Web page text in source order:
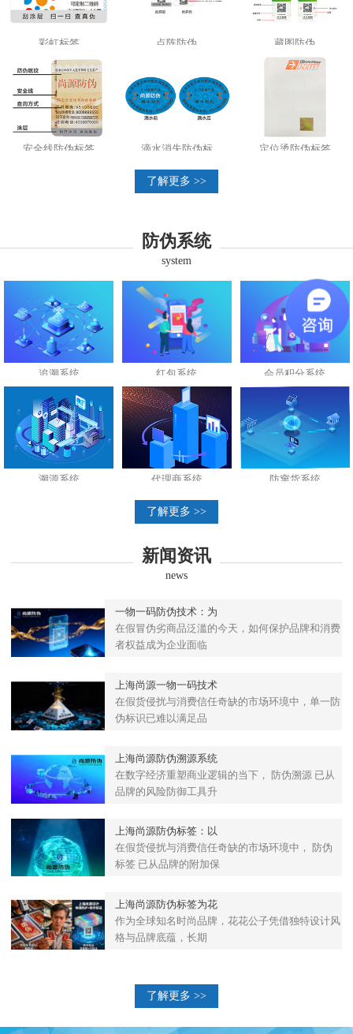
彩虹标签 点阵防伪 藏图防伪
安全线防伪标签 滴水消失防伪标 定位烫防伪标签
了解更多 >>
防伪系统
system
追溯系统 红包系统 会员积分系统
溯源系统 代理商系统 防窜货系统
了解更多 >>
新闻资讯
news
一物一码防伪技术：为
在假冒伪劣商品泛滥的今天，如何保护品牌和消费
者权益成为企业面临
上海尚源一物一码技术
在假货侵扰与消费信任奇缺的市场环境中，单一防
伪标识已难以满足品
上海尚源防伪溯源系统
在数字经济重塑商业逻辑的当下， 防伪溯源 已从
品牌的风险防御工具升
上海尚源防伪标签：以
在假货侵扰与消费信任奇缺的市场环境中， 防伪
标签 已从品牌的附加保
上海尚源防伪标签为花
作为全球知名时尚品牌，花花公子凭借独特设计风
格与品牌底蕴，长期
了解更多 >>